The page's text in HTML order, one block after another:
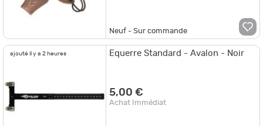
Neuf - Sur commande
ajouté il y a 2 heures Equerre Standard - Avalon - Noir
5,00 €
Achat Immédiat